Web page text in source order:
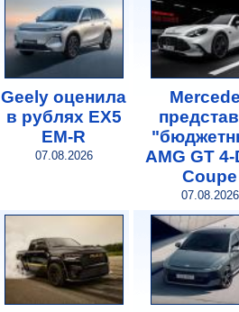
Geely оценила
в рублях EX5
EM-R
07.08.2026
AMG GT
Coupe
07.08.2026